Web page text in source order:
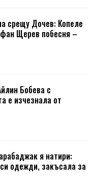
срещу Дочев: Копеле
Щерев побесня –
Бобева с
е изчезнала от
я натири:
одежди, закъсала за